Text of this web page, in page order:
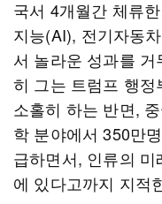
국서 4개월간 체류
지능(AI), 전기자동
서 놀라운 성과를
히 그는 트럼프 행
소홀히 하는 반면,
학 분야에서 350만
급하면서, 인류의
에 있다고까지 지적